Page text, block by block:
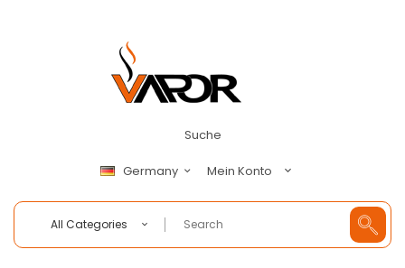
Suche
Germany Mein Konto
All Categories